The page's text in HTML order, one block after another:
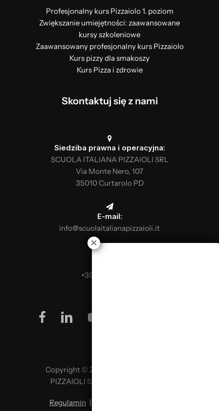
Profesjonalny kurs Pizzaiolo 1. poziom
Zwiększanie umiejętności: zaawansowane
kursy szkoleniowe
Zaawansowany profesjonalny kurs Pizzaiolo
Kurs pizzy dla smakoszy
Kurs Pizza i zdrowie
Skontaktuj się z nami
Siedziba prawna i operacyjna:
SCUOLA ITALIANA PIZZAIOLI SRL
Via Monte Nero, 107
35010 Curtarolo PD
E-mail:
info@scuolaitalianapizzaioli.it
+39 0499624665
facebook
linkedinyoutube
Copyright © 2026 SCUOLA ITALIANA
PIZZAIOLI SRL P. IVA 02957980341
Regulamin |